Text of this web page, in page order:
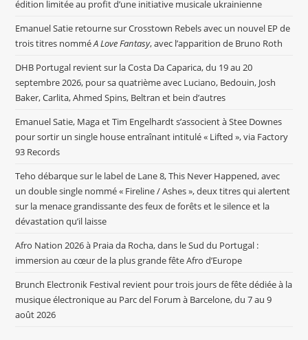
édition limitée au profit d’une initiative musicale ukrainienne
Emanuel Satie retourne sur Crosstown Rebels avec un nouvel EP de
trois titres nomméA Love Fantasy, avec l’apparition de Bruno Roth
DHB Portugal revient sur la Costa Da Caparica, du 19 au 20
septembre 2026, pour sa quatrième avec Luciano, Bedouin, Josh
Baker, Carlita, Ahmed Spins, Beltran et bein d’autres
Emanuel Satie, Maga et Tim Engelhardt s’associent à Stee Downes
pour sortir un single house entraînant intitulé « Lifted », via Factory
93 Records
Teho débarque sur le label de Lane 8, This Never Happened, avec
un double single nommé « Fireline / Ashes », deux titres qui alertent
sur la menace grandissante des feux de forêts et le silence et la
dévastation qu’il laisse
Afro Nation 2026 à Praia da Rocha, dans le Sud du Portugal :
immersion au cœur de la plus grande fête Afro d’Europe
Brunch Electronik Festival revient pour trois jours de fête dédiée à la
musique électronique au Parc del Forum à Barcelone, du 7 au 9
août 2026